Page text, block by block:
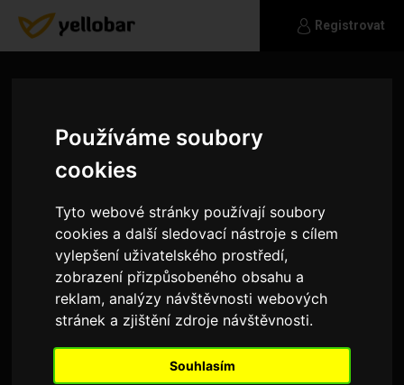
Používáme soubory
cookies
Tyto webové stránky používají soubory
cookies a další sledovací nástroje s cílem
vylepšení uživatelského prostředí,
zobrazení přizpůsobeného obsahu a
reklam, analýzy návštěvnosti webových
stránek a zjištění zdroje návštěvnosti.
Souhlasím
Registrovat
AndrewK95
Hledám mladou slečnu ve věku 20-25 let do